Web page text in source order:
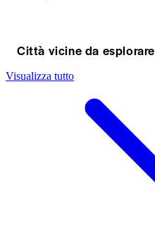
Città vicine da esplorare
Visualizza tutto